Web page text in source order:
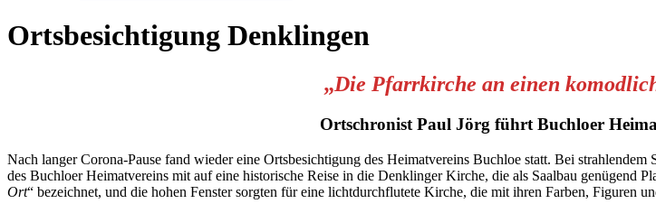
Ortsbesichtigung Denklingen
„Die Pfarrkirche an einen
Ortschronist Paul Jörg führt Buchloer
Nach langer Corona-Pause fand wieder eine Ortsbesichtigung des Heimatvereins Buchloe statt. Bei
des Buchloer Heimatvereins mit auf eine historische Reise in die Denklinger Kirche, die als Saalbau genügend
Ort“ bezeichnet, und die hohen Fenster sorgten für eine lichtdurchflutete Kirche, die mit ihren Farben, Figuren